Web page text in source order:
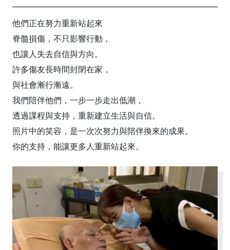
他們正在努力重新站起來
脊髓損傷，不只影響行動，
也讓人失去自信與方向。
許多傷友長時間封閉在家，
與社會漸行漸遠。
我們陪伴他們，一步一步走出低潮，
透過課程與支持，重新建立生活與自信。
照片中的笑容，是一次次努力與陪伴換來的成果。
你的支持，能讓更多人重新站起來。